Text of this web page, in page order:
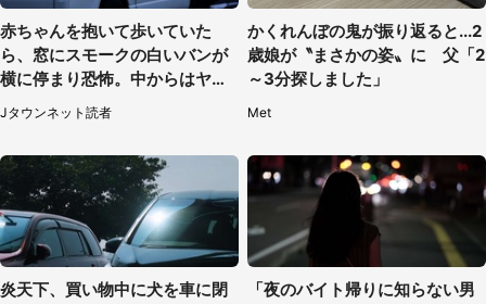
赤ちゃんを抱いて歩いていた
ら、窓にスモークの白いバンが
横に停まり恐怖。中からはヤン
チャそうな男性が...（神奈川
県・40代女性）
Jタウンネット読者
かくれんぼの鬼が振り返ると...2
歳娘が〝まさかの姿〟に 父「2
～3分探しました」
Met
炎天下、買い物中に犬を車に閉
「夜のバイト帰りに知らない男